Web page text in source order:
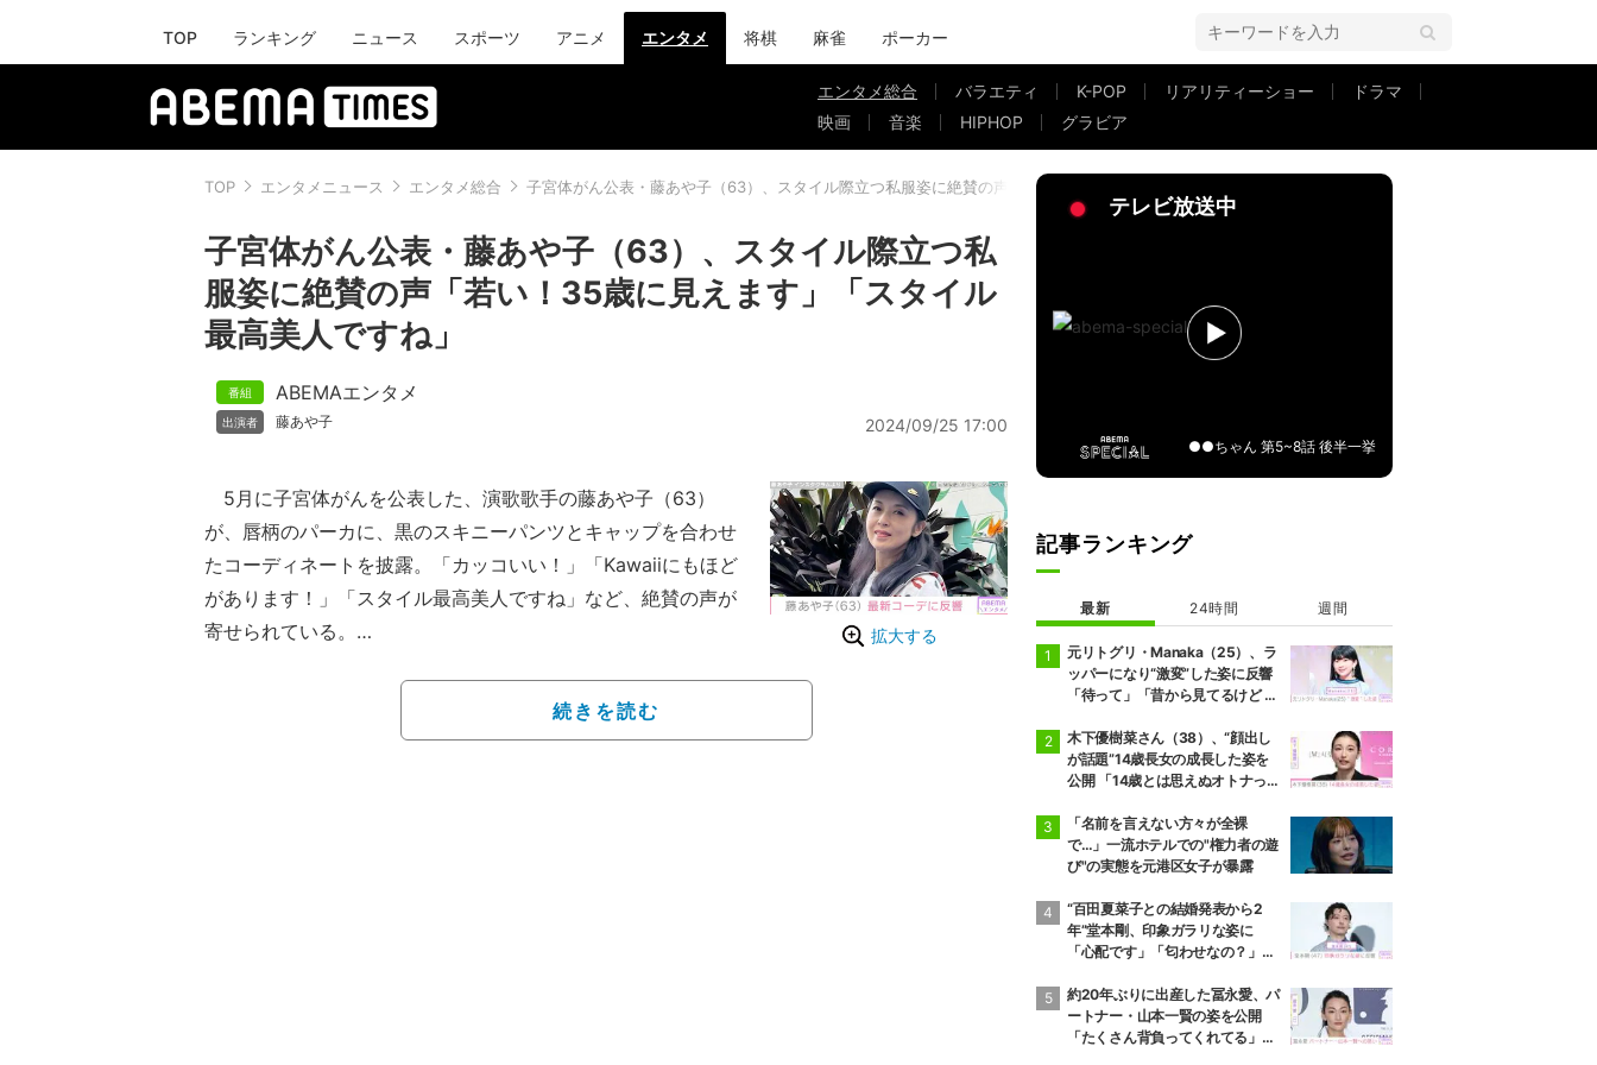
TOP ランキング ニュース スポーツ アニメ エンタメ 将棋 麻雀 ポーカー
エンタメ総合 バラエティ K-POP リアリティーショー
ドラマ
映画
音楽 HIPHOP グラビア
TOP エンタメニュース エンタメ総合 子宮体がん公表・藤あや子（63）、スタイル際立つ私服姿に絶賛の声「若い！35歳に見えます」「スタイル最高美人ですね」
子宮体がん公表・藤あや子（63）、スタイル際立つ私
服姿に絶賛の声「若い！35歳に見えます」「スタイル
最高美人ですね」
ABEMAエンタメ
藤あや子 2024/09/25 17:00
拡大する
5月に子宮体がんを公表した、演歌歌手の藤あや子（63）
が、唇柄のパーカに、黒のスキニーパンツとキャップを合わせ
たコーディネートを披露。「カッコいい！」「Kawaiiにもほど
があります！」「スタイル最高美人ですね」など、絶賛の声が
寄せられている。
これまでにもInstagramで、上下スウェットにサングラスと
続きを読む
テレビ放送中
●●ちゃん 第5~8話 後半一挙
記事ランキング
最新 24時間 週間
元リトグリ・Manaka（25）、ラ
ッパーになり“激変”した姿に反響
「待って」「昔から見てるけど 最
木下優樹菜さん（38）、“顔出し
が話題”14歳長女の成長した姿を
公開 「14歳とは思えぬオトナっぽ
ぎる」など反響
「名前を言えない方々が全裸
で…」一流ホテルでの"権力者の遊
び"の実態を元港区女子が暴露
“百田夏菜子との結婚発表から2
年”堂本剛、印象ガラリな姿に
「心配です」「匂わせなの？」な
約20年ぶりに出産した冨永愛、パ
ートナー・山本一賢の姿を公開
「たくさん背負ってくれてる」感